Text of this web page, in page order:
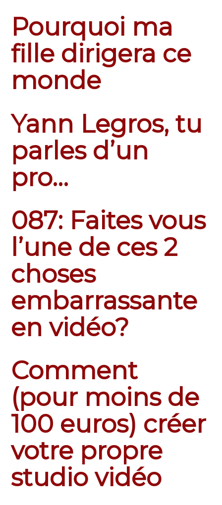
Pourquoi ma
fille dirigera ce
monde
Yann Legros, tu
parles d’un
pro…
087: Faites vous
l’une de ces 2
choses
embarrassante
en vidéo?
Comment
(pour moins de
100 euros) créer
votre propre
studio vidéo